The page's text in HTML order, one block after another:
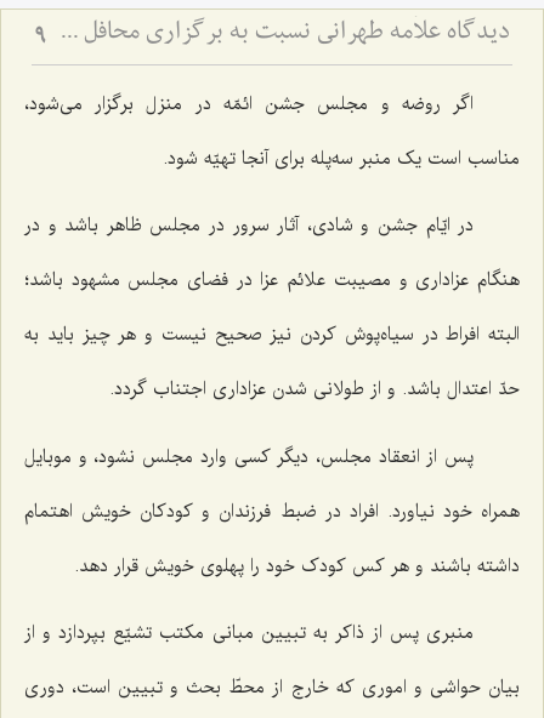
دیدگاه علاّمه طهرانی نسبت به برگزاری محافل جشن و عروسی و ترحیم 9
اگر روضه و مجلس جشن ائمّه در منزل برگزار می‌شود،
مناسب است یک منبر سه‌پله برای آنجا تهیّه شود.
در ایّام جشن و شادی، آثار سرور در مجلس ظاهر باشد و در
هنگام عزاداری و مصیبت علائم عزا در فضای مجلس مشهود باشد؛
البته افراط در سیاه‌پوش کردن نیز صحیح نیست و هر چیز باید به
حدّ اعتدال باشد. و از طولانی شدن عزاداری اجتناب گردد.
پس از انعقاد مجلس، دیگر کسی وارد مجلس نشود، و موبایل
همراه خود نیاورد. افراد در ضبط فرزندان و کودکان خویش اهتمام
داشته باشند و هر کس کودک خود را پهلوی خویش قرار دهد.
منبری پس از ذاکر به تبیین مبانی مکتب تشیّع بپردازد و از
بیان حواشی و اموری که خارج از محطّ بحث و تبیین است، دوری